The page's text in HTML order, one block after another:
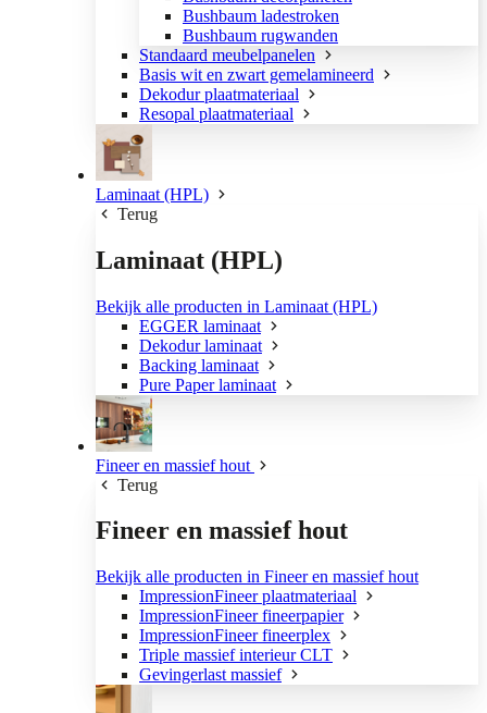
Bushbaum ladestroken
Bushbaum rugwanden
Standaard meubelpanelen
Basis wit en zwart gemelamineerd
Dekodur plaatmateriaal
Resopal plaatmateriaal
Laminaat (HPL)
Terug
Laminaat (HPL)
Bekijk alle producten in Laminaat (HPL)
EGGER laminaat
Dekodur laminaat
Backing laminaat
Pure Paper laminaat
Fineer en massief hout
Terug
Fineer en massief hout
Bekijk alle producten in Fineer en massief hout
ImpressionFineer plaatmateriaal
ImpressionFineer fineerpapier
ImpressionFineer fineerplex
Triple massief interieur CLT
Gevingerlast massief